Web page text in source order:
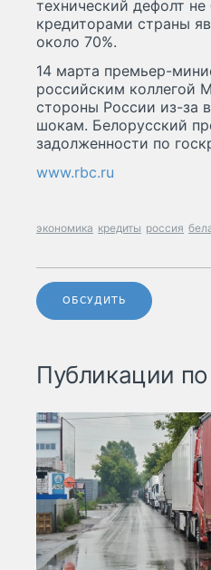
технический дефолт
кредиторами страны
около 70%.
14 марта премьер-
российским коллегой
стороны России из-за
шокам. Белорусский
задолженности по
www.rbc.ru
экономика кредиты россия
ОБСУДИТЬ
Публикации